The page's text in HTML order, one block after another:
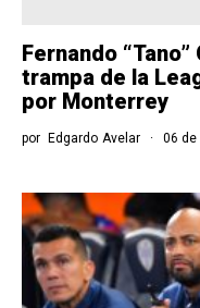
Fernando
trampa de la
por Monterrey
por Edgardo Avelar 06